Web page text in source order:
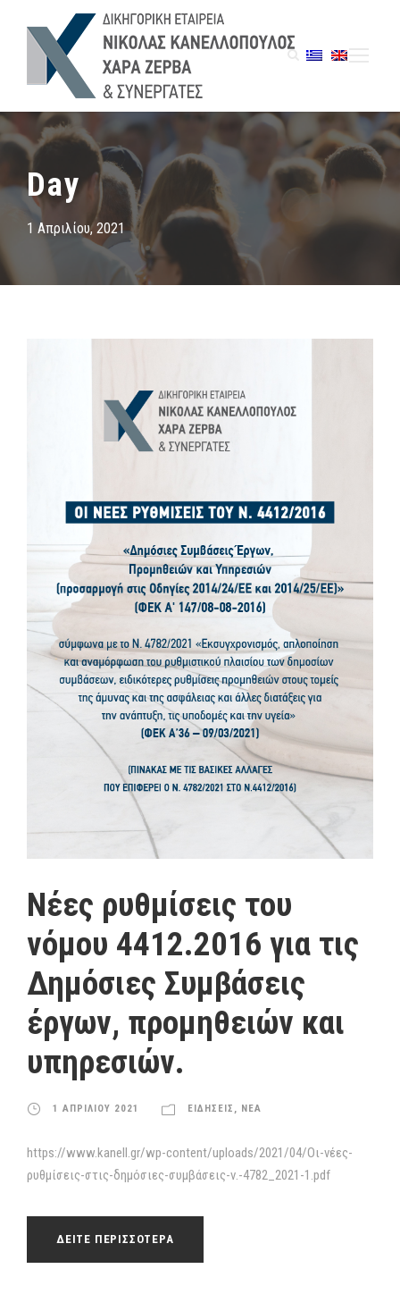
Day
1 Απριλίου, 2021
Nέες ρυθμίσεις του
νόμου 4412.2016 για τις
Δημόσιες Συμβάσεις
έργων, προμηθειών και
υπηρεσιών.
1 ΑΠΡΙΛΙΟΥ 2021 ΕΙΔΗΣΕΙΣ , ΝΕΑ
https://www.kanell.gr/wp-content/uploads/2021/04/Οι-νέες-
ρυθμίσεις-στις-δημόσιες-συμβάσεις-ν.-4782_2021-1.pdf
ΔΕΙΤΕ ΠΕΡΙΣΣΟΤΕΡΑ